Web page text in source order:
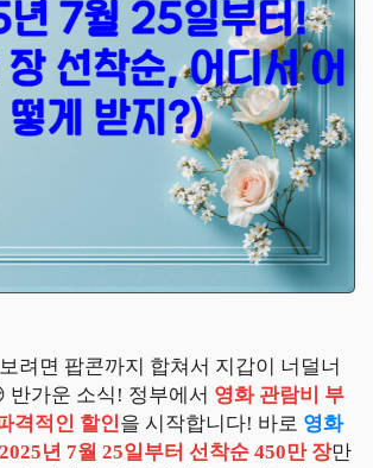
려면 팝콘까지 합쳐서 지갑이 너덜너
가운 소식! 정부에서 영화 관람비 부
격적인 할인을 시작합니다! 바로 영화
2025년 7월 25일부터 선착순 450만 장만